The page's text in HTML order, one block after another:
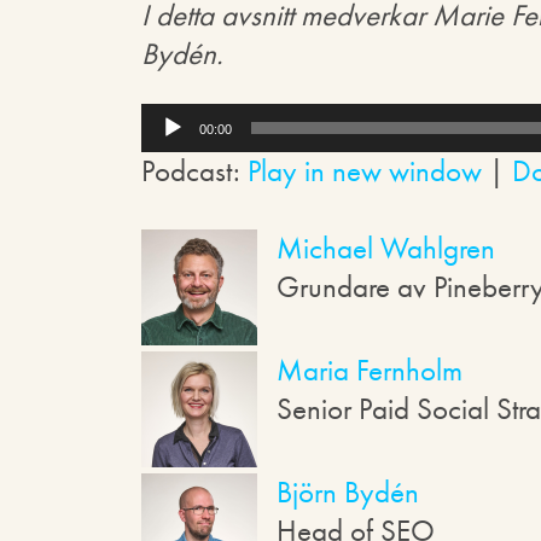
I detta avsnitt medverkar Marie
Bydén.
u
d
e
00:00
Podcast: Play in new window |
Michael Wahlgren
Grundare av
Maria Fernholm
Senior Paid Social
Björn Bydén
Head of SEO